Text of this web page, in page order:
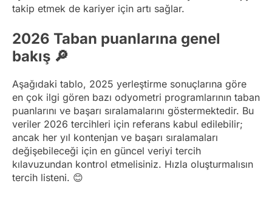
takip etmek de kariyer için artı sağlar.
2026 Taban puanlarına genel
bakış 🔎
Aşağıdaki tablo, 2025 yerleştirme sonuçlarına göre
en çok ilgi gören bazı odyometri programlarının taban
puanlarını ve başarı sıralamalarını göstermektedir. Bu
veriler 2026 tercihleri için referans kabul edilebilir;
ancak her yıl kontenjan ve başarı sıralamaları
değişebileceği için en güncel veriyi tercih
kılavuzundan kontrol etmelisiniz. Hızla oluşturmalısın
tercih listeni. 😊